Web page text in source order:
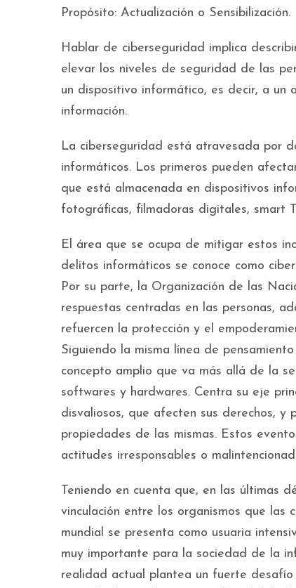
Propósito: Actualización o Sensibilización.
Hablar de ciberseguridad implica
elevar los niveles de seguridad de las
un dispositivo informático, es decir, a
información.
La ciberseguridad está atravesada por
informáticos. Los primeros pueden
que está almacenada en dispositivos
fotográficas, filmadoras digitales, smart
El área que se ocupa de mitigar estos
delitos informáticos se conoce como
Por su parte, la Organización de las
respuestas centradas en las personas,
refuercen la protección y el
Siguiendo la misma línea de
concepto amplio que va más allá de la
softwares y hardwares. Centra su eje
disvaliosos, que afecten sus derechos,
propiedades de las mismas. Estos
actitudes irresponsables o
Teniendo en cuenta que, en las últimas
vinculación entre los organismos que las
mundial se presenta como usuaria
muy importante para la sociedad de la
realidad actual plantea un fuerte